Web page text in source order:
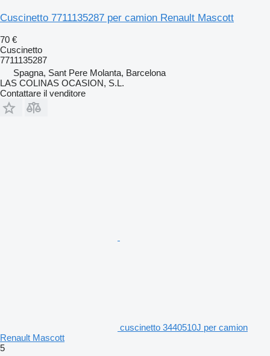
Cuscinetto 7711135287 per camion Renault Mascott
70 €
Cuscinetto
7711135287
Spagna, Sant Pere Molanta, Barcelona
LAS COLINAS OCASION, S.L.
Contattare il venditore
cuscinetto 3440510J per camion
Renault Mascott
5